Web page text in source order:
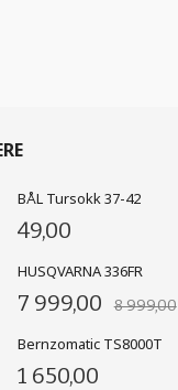
BÅL Tursokk 37-42
49,00
HUSQVARNA 336FR
7 999,00 8 999,00
Bernzomatic TS8000T
1 650,00